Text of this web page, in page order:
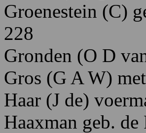
Groenestein (C)
228
Gronden (O D
Gros (G A W)
Haar (J de)
Haaxman geb.